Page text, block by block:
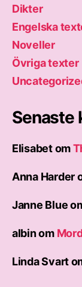
Dikter
Engelska
Noveller
Övriga texter
Senaste
Elisabetom
Anna Harder
Janne Blue
albinom
Linda Svart